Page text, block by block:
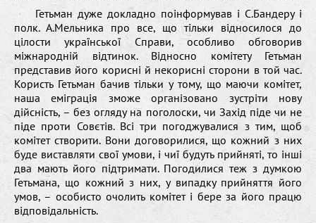
Гетьман дуже докладно поінформував і С.Бандеру і
полк. А.Мельника про все, що тільки відносилося до
цілости української Справи, особливо обговорив
міжнародній відтинок. Відносно комітету Гетьман
представив його корисні й некорисні сторони в той час.
Користь Гетьман бачив тільки у тому, що маючи комітет,
наша еміграція зможе організовано зустріти нову
дійсність, – без огляду на поголоски, чи Захід піде чи не
піде проти Совєтів. Всі три погоджувалися з тим, щоб
комітет створити. Вони договорилися, що кожний з них
буде виставляти свої умови, і чиї будуть прийняті, то інші
два мають його підтримати. Погодилися теж з думкою
Гетьмана, що кожний з них, у випадку прийняття його
умов, – особисто очолить комітет і бере за його працю
відповідальність.